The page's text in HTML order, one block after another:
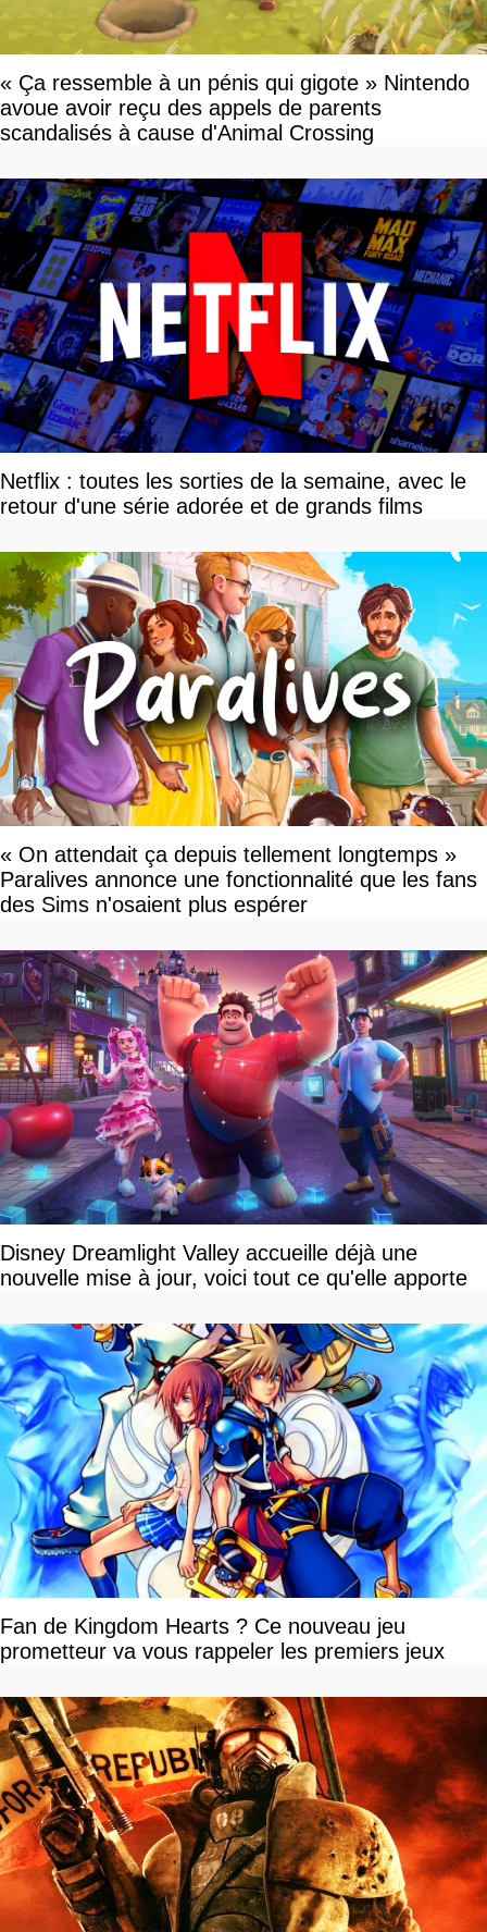
« Ça ressemble à un pénis qui gigote » Nintendo
avoue avoir reçu des appels de parents
scandalisés à cause d'Animal Crossing
Netflix : toutes les sorties de la semaine, avec le
retour d'une série adorée et de grands films
« On attendait ça depuis tellement longtemps »
Paralives annonce une fonctionnalité que les fans
des Sims n'osaient plus espérer
Disney Dreamlight Valley accueille déjà une
nouvelle mise à jour, voici tout ce qu'elle apporte
Fan de Kingdom Hearts ? Ce nouveau jeu
prometteur va vous rappeler les premiers jeux